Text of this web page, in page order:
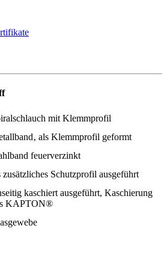
mit Klemmprofil
als Klemmprofil geformt
feuerverzinkt
zusätzliches Schutzprofil ausgeführt
kaschiert ausgeführt, Kaschierung
KAPTON®